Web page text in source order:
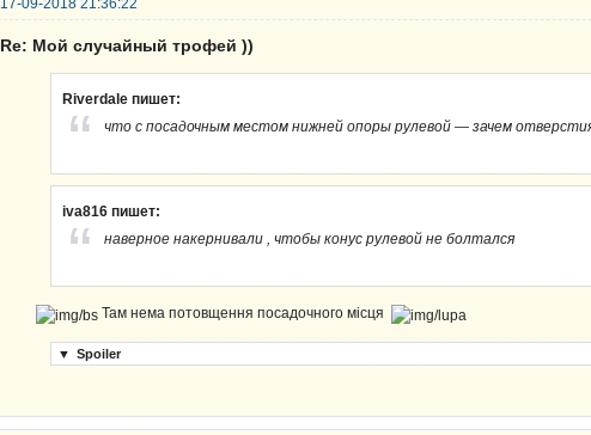
Re: Мой случайный трофей ))
Riverdale пишет:
что с посадочным местом нижней опоры рулевой — зачем
iva816 пишет:
наверное накернивали , чтобы конус рулевой не болтался
Там нема потовщення посадочного місця
▼ Spoiler